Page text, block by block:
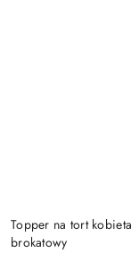
Topper na tort
brokatowy